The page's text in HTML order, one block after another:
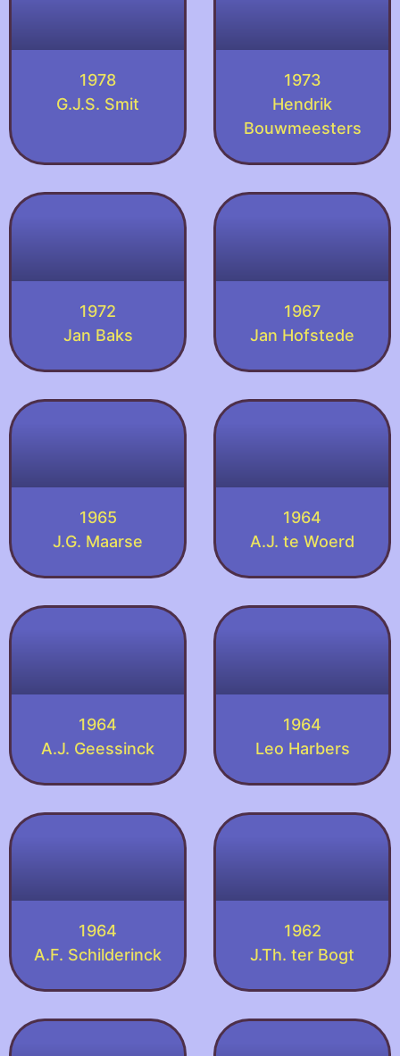
1978
G.J.S. Smit
1973
Hendrik
Bouwmeesters
1972
Jan Baks
1967
Jan Hofstede
1965
J.G. Maarse
1964
A.J. te Woerd
1964
A.J. Geessinck
1964
Leo Harbers
1964
A.F. Schilderinck
1962
J.Th. ter Bogt